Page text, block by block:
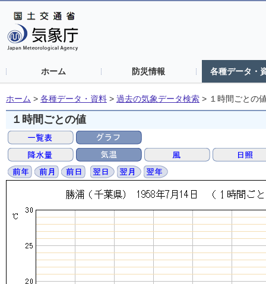
ホーム 防災情報 各種データ・
ホーム > 各種データ・資料 > 過去の気象データ検索 > １時間ごとの
１時間ごとの値